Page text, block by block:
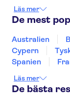
Fästningen
Kejserliga
Family Park
Läs mer
De mest
Australien
Cypern
Spanien
Sverige
Läs mer
De bästa